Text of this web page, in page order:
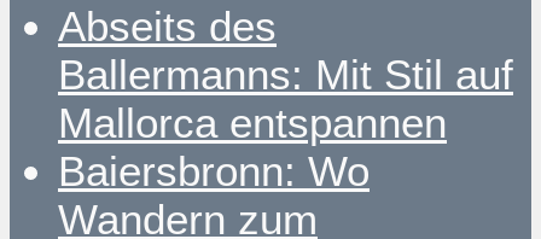
Abseits des
Ballermanns: Mit Stil auf
Mallorca entspannen
Baiersbronn: Wo
Wandern zum